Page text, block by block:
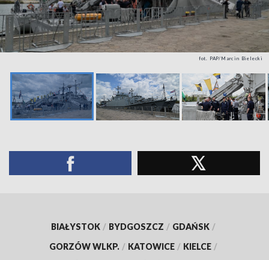
fot. PAP/Marcin Bielecki
BIAŁYSTOK / BYDGOSZCZ / GDAŃSK /
GORZÓW WLKP. / KATOWICE / KIELCE /